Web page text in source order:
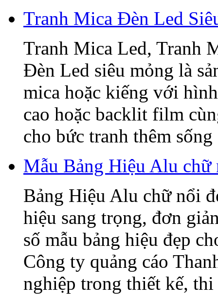
Tranh Mica Đèn Led
Tranh Mica Led, Tranh
Đèn Led siêu mỏng là
mica hoặc kiếng với
cao hoặc backlit film
cho bức tranh thêm
Mẫu Bảng Hiệu Alu chữ
Bảng Hiệu Alu chữ nổi
hiệu sang trọng, đơn
số mẫu bảng hiệu đẹp
Công ty quảng cáo
nghiệp trong thiết kế, thi